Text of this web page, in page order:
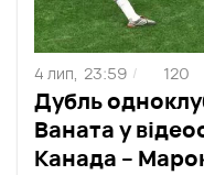
Дубль
Ваната у
Канада –
4 лип, 23:59 / 120